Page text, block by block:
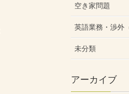
空き家問題
英語業務・渉外
未分類
アーカイブ